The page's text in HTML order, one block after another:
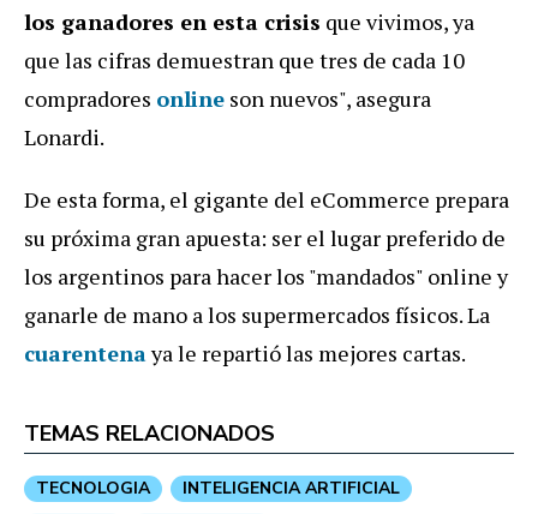
los ganadores en esta crisis que vivimos, ya
que las cifras demuestran que tres de cada 10
compradores online son nuevos", asegura
Lonardi.
De esta forma, el gigante del eCommerce prepara
su próxima gran apuesta: ser el lugar preferido de
los argentinos para hacer los "mandados" online y
ganarle de mano a los supermercados físicos. La
cuarentenaya le repartió las mejores cartas.
TEMAS RELACIONADOS
TECNOLOGIA
INTELIGENCIA ARTIFICIAL